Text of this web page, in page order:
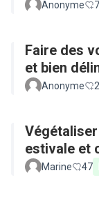
Anonyme 7
Faire des
et bien
Anonyme 2
estivale et
Marine 47